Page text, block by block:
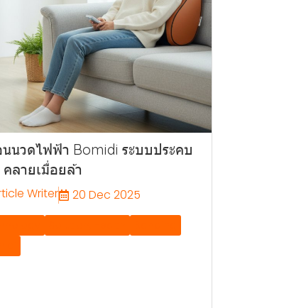
นวดไฟฟ้า Bomidi ระบบประคบ
คลายเมื่อยล้า
Writer 20 Dec 2025